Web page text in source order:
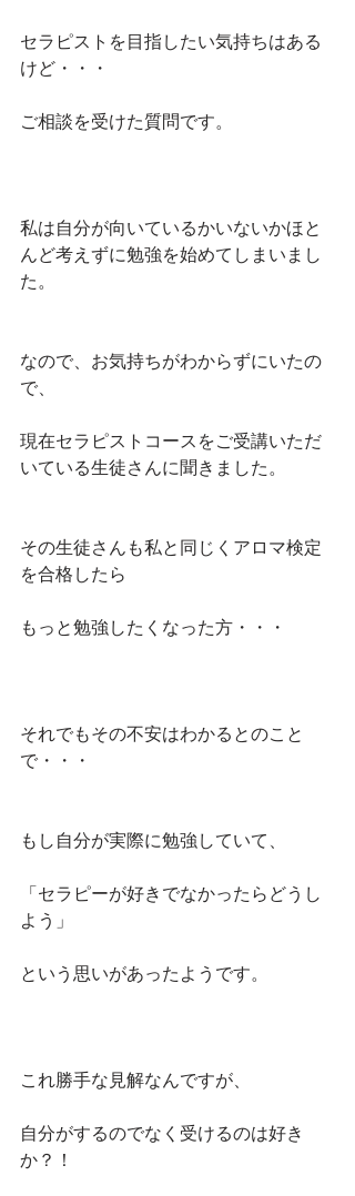
セラピストを目指したい気持ちはある
けど・・・
ご相談を受けた質問です。
私は自分が向いているかいないかほと
んど考えずに勉強を始めてしまいまし
た。
なので、お気持ちがわからずにいたの
で、
現在セラピストコースをご受講いただ
いている生徒さんに聞きました。
その生徒さんも私と同じくアロマ検定
を合格したら
もっと勉強したくなった方・・・
それでもその不安はわかるとのこと
で・・・
もし自分が実際に勉強していて、
「セラピーが好きでなかったらどうし
よう」
という思いがあったようです。
これ勝手な見解なんですが、
自分がするのでなく受けるのは好き
か？！